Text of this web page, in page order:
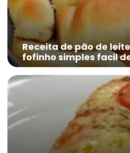
Receita de pão de
fofinho simples facil